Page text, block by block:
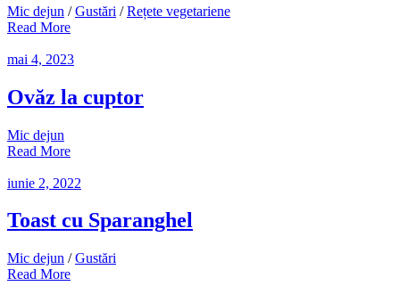
Mic dejun /Gustări /Rețete vegetariene
Read More
mai 4, 2023
Ovăz la cuptor
Mic dejun
Read More
iunie 2, 2022
Toast cu Sparanghel
Mic dejun /Gustări
Read More